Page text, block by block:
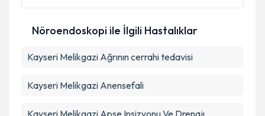
Nöroendoskopi ile İlgili Hastalıklar
Kayseri Melikgazi Ağrının cerrahi tedavisi
Kayseri Melikgazi Anensefali
Kayseri Melikgazi Apse Insizyonu Ve Drenajı